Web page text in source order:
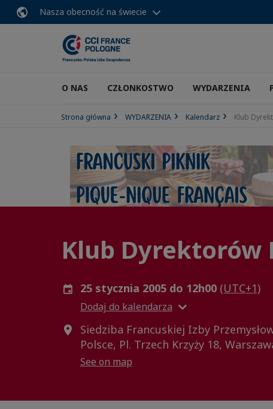
Nasza obecność na świecie
O NAS CZŁONKOSTWO WYDARZENIA
Strona główna WYDARZENIA Kalendarz Klub
Klub Dyrektorów
25 stycznia 2005 do 12h00 (UTC+1)
Dodaj do kalendarza
Siedziba Francuskiej Izby
Polsce, Pl. Trzech Krzyży 18,
See on map